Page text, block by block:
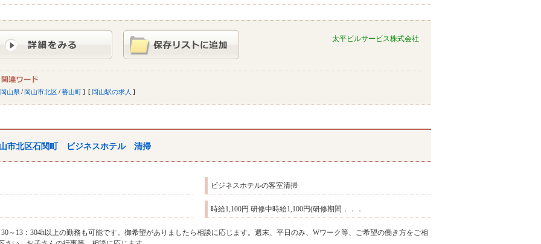
太平ビルサービス株式会社
岡山県/ 岡山市北区/蕃山町 岡山駅の求人
市北区石関町 ビジネスホテル 清掃
ビジネスホテルの客室清掃
時給1,100円 研修中時給1,100円(研修期間．．．
30～13：304h以上の勤務も可能です。御希望がありましたら相談に応じます。週末、平日のみ、Wワーク等、ご希望の働き方をご相